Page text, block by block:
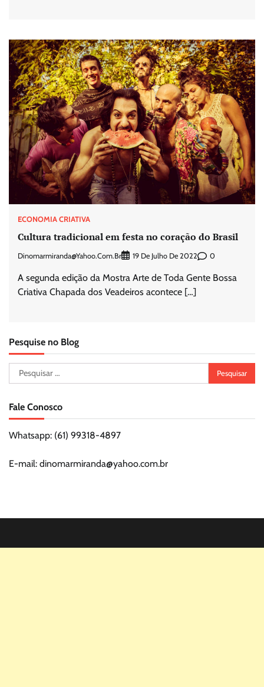
ECONOMIA CRIATIVA
Cultura tradicional em festa no coração do Brasil
Dinomarmiranda@yahoo.com.br 19 De Julho De 2022 0
A segunda edição da Mostra Arte de Toda Gente Bossa
Criativa Chapada dos Veadeiros acontece […]
Pesquise no Blog
Pesquisar
por:
Fale Conosco
Whatsapp: (61) 99318-4897
E-mail: dinomarmiranda@yahoo.com.br